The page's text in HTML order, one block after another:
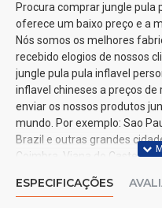
Procura comprar jungle pula
oferece um baixo preço e a
Nós somos os melhores
recebido elogios de nossos
jungle pula pula inflavel
inflavel chineses a preços
enviar os nossos produtos
mundo. Por exemplo: Sao
Brazil e outras grandes
Coimbra, Viana do Castelo e
Produtos Relacionados:
ESPECIFICAÇÕES